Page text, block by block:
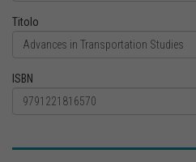
Titolo
ISBN